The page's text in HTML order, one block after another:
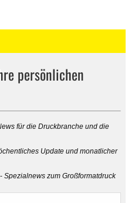
persönlichen
für die Druckbranche und die
Update und monatlicher
Spezialnews zum Großformatdruck